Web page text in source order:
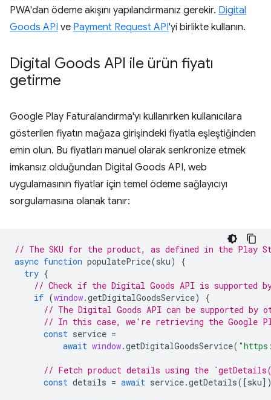
PWA'dan ödeme akışını yapılandırmanız gerekir. Digital
Goods API ve Payment Request API'yi birlikte kullanın.
Digital Goods API ile ürün fiyatı
getirme
Google Play Faturalandırma'yı kullanırken kullanıcılara
gösterilen fiyatın mağaza girişindeki fiyatla eşleştiğinden
emin olun. Bu fiyatları manuel olarak senkronize etmek
imkansız olduğundan Digital Goods API, web
uygulamasının fiyatlar için temel ödeme sağlayıcıyı
sorgulamasına olanak tanır:
// The SKU for the product, as defined in the Play
async function populatePrice(sku)
{
try {
// Check if the Digital Goods API is supported
if (window.getDigitalGoodsService)
{
// The Digital Goods API can be supported by
// In this case, we're retrieving the Google
const service =
await window.getDigitalGoodsService(
// Fetch product details using the
const details = await service.getDetails([sku